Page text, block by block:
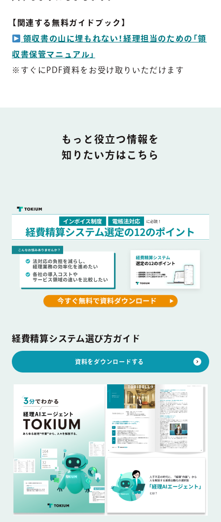
【関連する無料ガイドブック】
領収書の山に埋もれない！経理担当のための「領
収書保管マニュアル」
※すぐにPDF資料をお受け取りいただけます
DOCUMENT
もっと役立つ情報を
知りたい方はこちら
経費精算システム選び方ガイド
資料をダウンロードする